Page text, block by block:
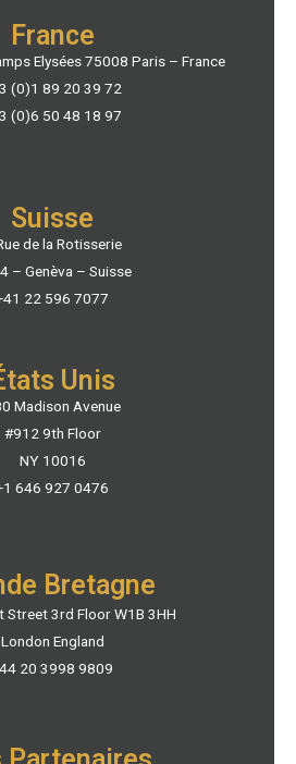
France
Elysées 75008 Paris – France
(0)1 89 20 39 72
(0)6 50 48 18 97
Suisse
de la Rotisserie
– Genèva – Suisse
22 596 7077
Unis
Madison Avenue
#912 9th Floor
NY 10016
646 927 0476
Bretagne
Street 3rd Floor W1B 3HH
London England
20 3998 9809